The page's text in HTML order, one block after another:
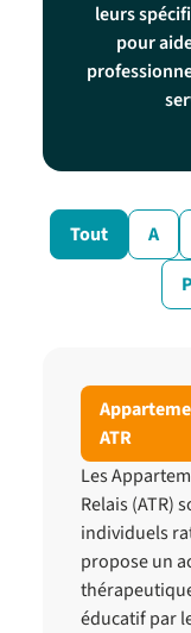
leurs
pour
Tout A
P
ATR
Les
Relais (ATR)
individuels
propose un
éducatif par